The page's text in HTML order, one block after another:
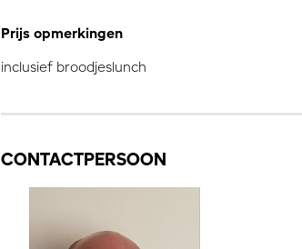
Prijs opmerkingen
inclusief broodjeslunch
CONTACTPERSOON